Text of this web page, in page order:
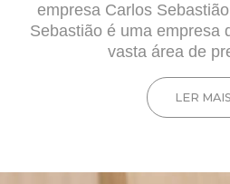
empresa Carlos
Sebastião é uma empresa
vasta área de
LER MAIS